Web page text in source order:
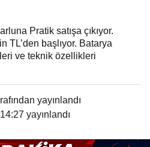
Pratik satışa çıkıyor.
TL’den başlıyor. Batarya
ve teknik özellikleri
yayınlandı
yayınlandı